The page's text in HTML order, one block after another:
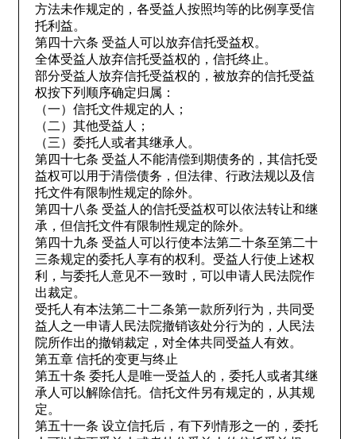
方法未作规定的，各受益人按照均等的比例享受信
托利益。
第四十六条 受益人可以放弃信托受益权。
全体受益人放弃信托受益权的，信托终止。
部分受益人放弃信托受益权的，被放弃的信托受益
权按下列顺序确定归属：
（一）信托文件规定的人；
（二）其他受益人；
（三）委托人或者其继承人。
第四十七条 受益人不能清偿到期债务的，其信托受
益权可以用于清偿债务，但法律、行政法规以及信
托文件有限制性规定的除外。
第四十八条 受益人的信托受益权可以依法转让和继
承，但信托文件有限制性规定的除外。
第四十九条 受益人可以行使本法第二十条至第二十
三条规定的委托人享有的权利。受益人行使上述权
利，与委托人意见不一致时，可以申请人民法院作
出裁定。
受托人有本法第二十二条第一款所列行为，共同受
益人之一申请人民法院撤销该处分行为的，人民法
院所作出的撤销裁定，对全体共同受益人有效。
第五章 信托的变更与终止
第五十条 委托人是唯一受益人的，委托人或者其继
承人可以解除信托。信托文件另有规定的，从其规
定。
第五十一条 设立信托后，有下列情形之一的，委托